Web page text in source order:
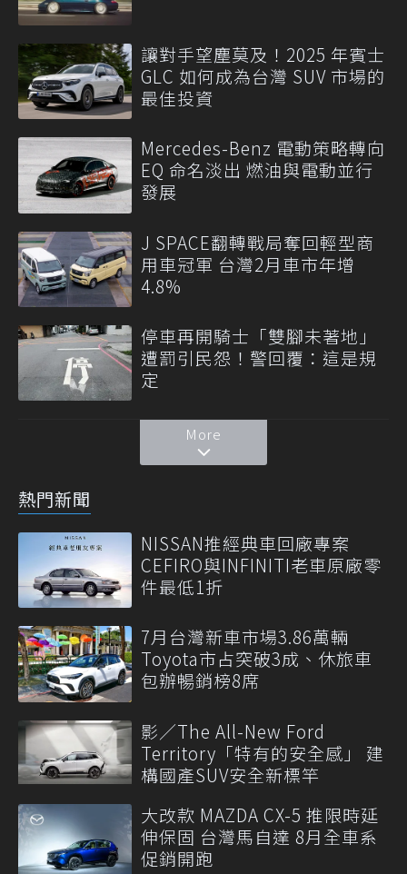
讓對手望塵莫及！2025 年賓士
GLC 如何成為台灣 SUV 市場的
最佳投資
Mercedes-Benz 電動策略轉向
EQ 命名淡出 燃油與電動並行
發展
J SPACE翻轉戰局奪回輕型商
用車冠軍 台灣2月車市年增
4.8%
停車再開騎士「雙腳未著地」
遭罰引民怨！警回覆：這是規
定
More
熱門新聞
NISSAN推經典車回廠專案
CEFIRO與INFINITI老車原廠零
件最低1折
7月台灣新車市場3.86萬輛
Toyota市占突破3成、休旅車
包辦暢銷榜8席
影／The All-New Ford
Territory「特有的安全感」 建
構國產SUV安全新標竿
大改款 MAZDA CX-5 推限時延
伸保固 台灣馬自達 8月全車系
促銷開跑